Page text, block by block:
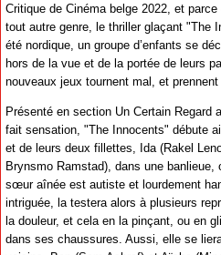
Critique de Cinéma belge 2022, et
tout autre genre, le thriller glaçant "The
été nordique, un groupe d’enfants se
hors de la vue et de la portée de leurs
nouveaux jeux tournent mal, et prennent
Présenté en section Un Certain Regard
fait sensation, "The Innocents" débute
et de leurs deux fillettes, Ida (Rakel
Brynsmo Ramstad), dans une
sœur aînée est autiste et lourdement
intriguée, la testera alors à plusieurs
la douleur, et cela en la pinçant, ou en
dans ses chaussures. Aussi, elle se